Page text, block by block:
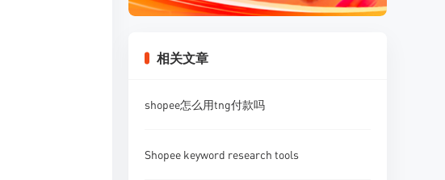
相关文章
shopee怎么用tng付款吗
Shopee keyword research tools